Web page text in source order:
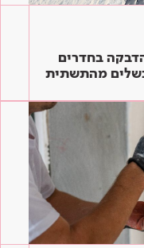
בחדרים
כשלים מהתשתית